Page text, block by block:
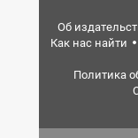
Об
Как нас найти
Политика